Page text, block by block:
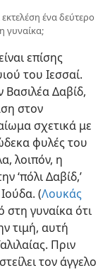
ένα δεύτερο
γυναίκα;
επίσης
του Ιεσσαί.
Βασιλέα Δαβίδ,
στον
σχετικά με
φυλές του
λοιπόν, η
‘πόλι Δαβίδ,’
(Λουκάς
γυναίκα ότι
τιμή, αυτή
Πριν
τον άγγελο